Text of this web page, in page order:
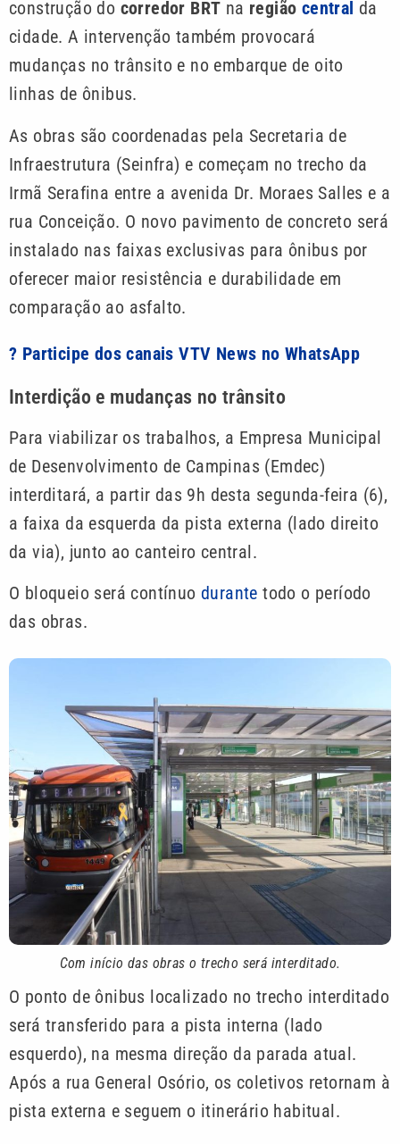
construção do corredor BRT na região central da
cidade. A intervenção também provocará
mudanças no trânsito e no embarque de oito
linhas de ônibus.
As obras são coordenadas pela Secretaria de
Infraestrutura (Seinfra) e começam no trecho da
Irmã Serafina entre a avenida Dr. Moraes Salles e a
rua Conceição. O novo pavimento de concreto será
instalado nas faixas exclusivas para ônibus por
oferecer maior resistência e durabilidade em
comparação ao asfalto.
? Participe dos canais VTV News no WhatsApp
Interdição e mudanças no trânsito
Para viabilizar os trabalhos, a Empresa Municipal
de Desenvolvimento de Campinas (Emdec)
interditará, a partir das 9h desta segunda-feira (6),
a faixa da esquerda da pista externa (lado direito
da via), junto ao canteiro central.
O bloqueio será contínuo durante todo o período
das obras.
Com início das obras o trecho será interditado.
O ponto de ônibus localizado no trecho interditado
será transferido para a pista interna (lado
esquerdo), na mesma direção da parada atual.
Após a rua General Osório, os coletivos retornam à
pista externa e seguem o itinerário habitual.